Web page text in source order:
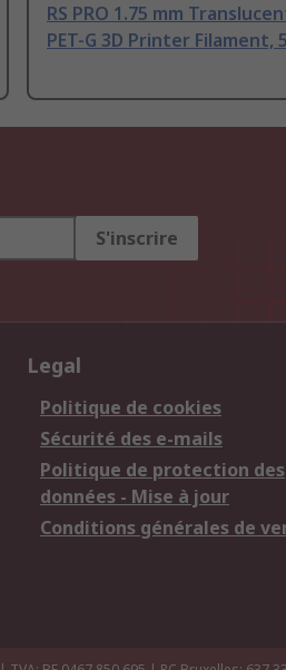
RS PRO 1.75 mm
PET-G 3D Printer Filament,
S'inscrire
Legal
Politique de cookies
Sécurité des e-mails
Politique de protection des
données - Mise à jour
Conditions générales de